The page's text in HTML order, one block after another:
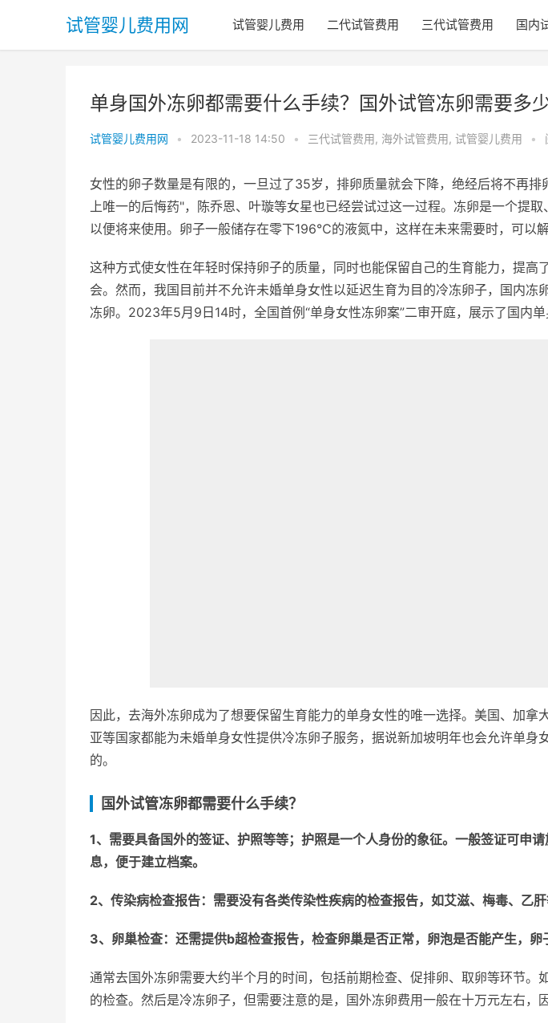
试管婴儿费用网 试管婴儿费用 二代试管费用 三代试管费用 国内
单身国外冻卵都需要什么手续？国外试管冻卵需要多少
试管婴儿费用网 • 2023-11-18 14:50 • 三代试管费用, 海外试管费用, 试管婴儿费用 •
女性的卵子数量是有限的，一旦过了35岁，排卵质量就会下降，绝经后将不再排
上唯一的后悔药"，陈乔恩、叶璇等女星也已经尝试过这一过程。冻卵是一个提取
以便将来使用。卵子一般储存在零下196℃的液氮中，这样在未来需要时，可以解
这种方式使女性在年轻时保持卵子的质量，同时也能保留自己的生育能力，提高
会。然而，我国目前并不允许未婚单身女性以延迟生育为目的冷冻卵子，国内冻
冻卵。2023年5月9日14时，全国首例“单身女性冻卵案”二审开庭，展示了国内单
因此，去海外冻卵成为了想要保留生育能力的单身女性的唯一选择。美国、加拿
亚等国家都能为未婚单身女性提供冷冻卵子服务，据说新加坡明年也会允许单身
的。
国外试管冻卵都需要什么手续？
1、 需要具备国外的签证、护照等等；护照是一个人身份的象征。一般签证可申
息，便于建立档案。
2、 传染病检查报告：需要没有各类传染性疾病的检查报告，如艾滋、梅毒、乙肝
3、 卵巢检查：还需提供b超检查报告，检查卵巢是否正常，卵泡是否能产生，卵
通常去国外冻卵需要大约半个月的时间，包括前期检查、促排卵、取卵等环节。
的检查。然后是冷冻卵子，但需要注意的是，国外冻卵费用一般在十万元左右，